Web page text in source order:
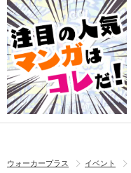
ウォーカープラス イベント